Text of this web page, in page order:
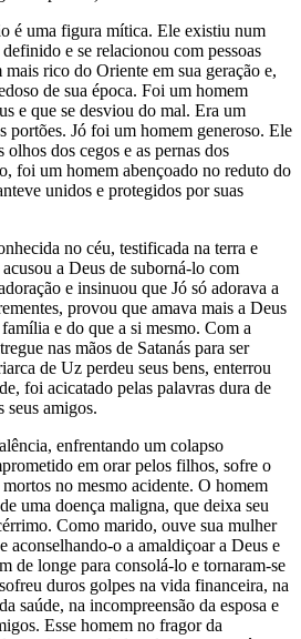
é uma figura mítica. Ele existiu num
e se relacionou com pessoas
rico do Oriente em sua geração e,
de sua época. Foi um homem
e que se desviou do mal. Era um
portões. Jó foi um homem generoso. Ele
dos cegos e as pernas dos
foi um homem abençoado no reduto do
unidos e protegidos por suas
no céu, testificada na terra e
a Deus de suborná-lo com
e insinuou que Jó só adorava a
provou que amava mais a Deus
e do que a si mesmo. Com a
nas mãos de Satanás para ser
de Uz perdeu seus bens, enterrou
foi acicatado pelas palavras dura de
seus amigos.
enfrentando um colapso
em orar pelos filhos, sofre o
no mesmo acidente. O homem
uma doença maligna, que deixa seu
Como marido, ouve sua mulher
aconselhando-o a amaldiçoar a Deus e
de longe para consolá-lo e tornaram-se
duros golpes na vida financeira, na
saúde, na incompreensão da esposa e
Esse homem no fragor da